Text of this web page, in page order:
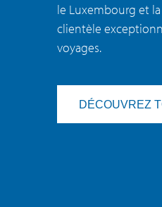
le Luxembourg et
clientèle
voyages.
DÉCOUVREZ